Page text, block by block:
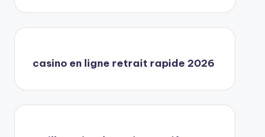
casino en ligne retrait rapide 2026